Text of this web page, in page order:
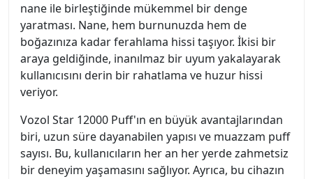
nane ile birleştiğinde mükemmel bir denge
yaratması. Nane, hem burnunuzda hem de
boğazınıza kadar ferahlama hissi taşıyor. İkisi bir
araya geldiğinde, inanılmaz bir uyum yakalayarak
kullanıcısını derin bir rahatlama ve huzur hissi
veriyor.
Vozol Star 12000 Puff'ın en büyük avantajlarından
biri, uzun süre dayanabilen yapısı ve muazzam puff
sayısı. Bu, kullanıcıların her an her yerde zahmetsiz
bir deneyim yaşamasını sağlıyor. Ayrıca, bu cihazın